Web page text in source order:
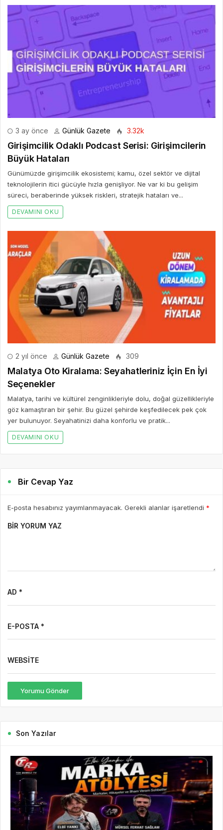
3 ay önce Günlük Gazete 3.32k
Girişimcilik Odaklı Podcast Serisi: Girişimcilerin
Büyük Hataları
Günümüzde girişimcilik ekosistemi; kamu, özel sektör ve dijital
teknolojilerin itici gücüyle hızla genişliyor. Ne var ki bu gelişim
süreci, beraberinde yüksek riskleri, stratejik hataları ve...
DEVAMINI OKU
2 yıl önce Günlük Gazete 309
Malatya Oto Kiralama: Seyahatleriniz İçin En İyi
Seçenekler
Malatya, tarihi ve kültürel zenginlikleriyle dolu, doğal güzellikleriyle
göz kamaştıran bir şehir. Bu güzel şehirde keşfedilecek pek çok
yer bulunuyor. Seyahatinizi daha konforlu ve pratik...
DEVAMINI OKU
Bir Cevap Yaz
E-posta hesabınız yayımlanmayacak. Gerekli alanlar işaretlendi *
BIR YORUM YAZ
AD *
E-POSTA *
WEBSITE
Yorumu Gönder
Son Yazılar